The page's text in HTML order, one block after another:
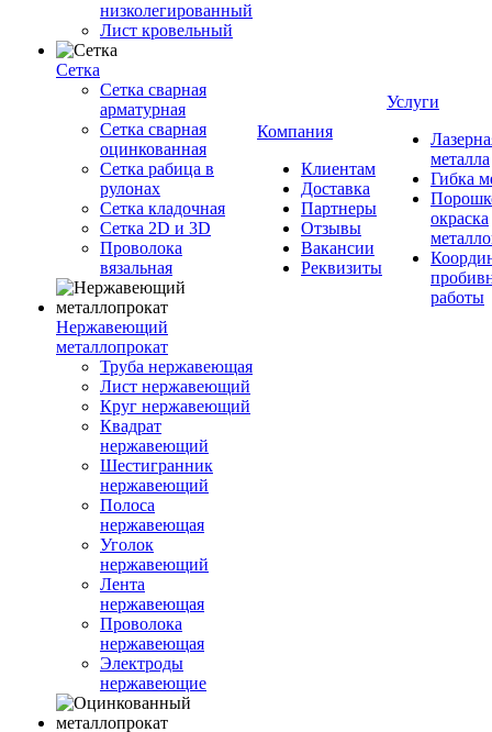
низколегированный
Лист кровельный
Сетка
Сетка сварная
арматурная
Сетка сварная
оцинкованная
Сетка рабица в
рулонах
Сетка кладочная
Сетка 2D и 3D
Проволока
вязальная
Нержавеющий
металлопрокат
Труба нержавеющая
Лист нержавеющий
Круг нержавеющий
Квадрат
нержавеющий
Шестигранник
нержавеющий
Полоса
нержавеющая
Уголок
нержавеющий
Лента
нержавеющая
Проволока
нержавеющая
Электроды
нержавеющие
Компания
Клиентам
Доставка
Партнеры
Отзывы
Вакансии
Реквизиты
Услуги
металла
Гибка
окраска
работы